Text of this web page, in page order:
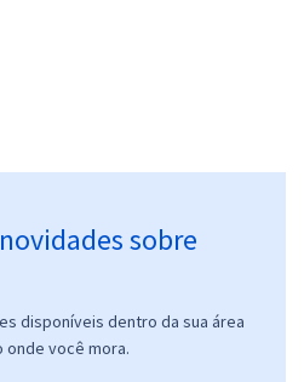
sobre
disponíveis dentro da sua área
você mora.